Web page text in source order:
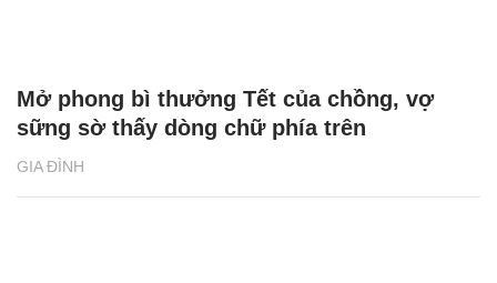
GIA ĐÌNH
Mở phong bì thưởng Tết của chồng, vợ
sững sờ thấy dòng chữ phía trên